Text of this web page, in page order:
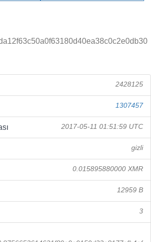
2428125
1307457
2017-05-11 01:51:59 UTC
gizli
0.015895880000 XMR
12959 B
3